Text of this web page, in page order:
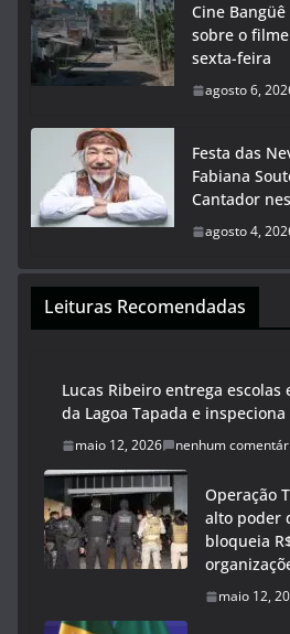
Cine
sobre o filme
sexta-feira
agosto 6,
Festa das
Fabiana
Cantador
agosto 4,
Leituras Recomendadas
Lucas Ribeiro entrega escolas
da Lagoa Tapada e
maio 12, 2026 nenhum
Operação
alto poder
bloqueia
maio 12,